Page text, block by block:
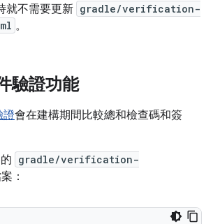
就不需要更新 gradle/verification-
。
驗證功能
證會在建構期間比較總和檢查碼和簽
gradle/verification-
：